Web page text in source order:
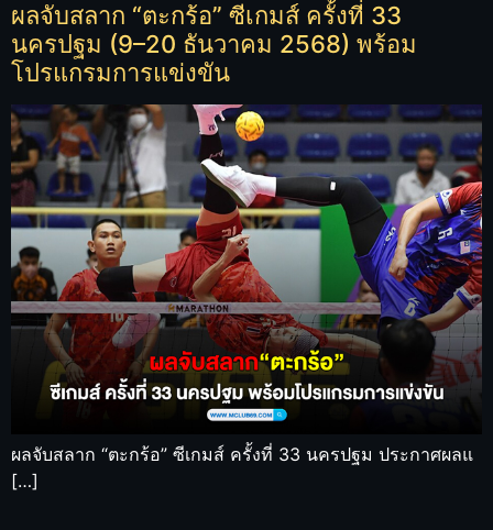
ผลจับสลาก “ตะกร้อ” ซีเกมส์ ครั้งที่ 33
นครปฐม (9–20 ธันวาคม 2568) พร้อม
โปรแกรมการแข่งขัน
ผลจับสลาก “ตะกร้อ” ซีเกมส์ ครั้งที่ 33 นครปฐม ประกาศผลแ
[…]